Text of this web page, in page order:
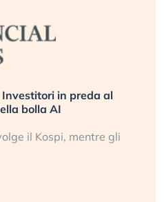
in preda al
bolla AI
il Kospi, mentre gli